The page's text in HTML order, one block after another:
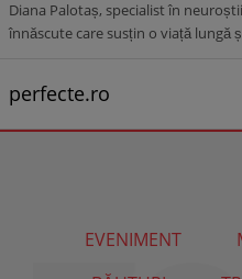
Diana Palotaș, specialist în
înnăscute care susțin o viață lungă
perfecte.ro
EVENIMENT